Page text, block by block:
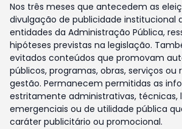
Nos três meses que antecedem as
divulgação de publicidade institucional
entidades da Administração Pública,
hipóteses previstas na legislação.
evitados conteúdos que promovam
públicos, programas, obras, serviços ou
gestão. Permanecem permitidas as
estritamente administrativas, técnicas,
emergenciais ou de utilidade pública
caráter publicitário ou promocional.